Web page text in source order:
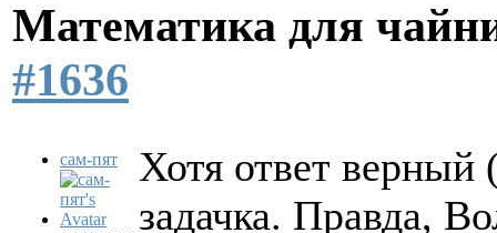
Математика для
#1636
сам-пят
Хотя ответ верный
задачка. Правда,